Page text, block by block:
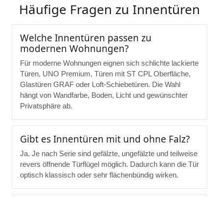
Häufige Fragen zu Innentüren
Welche Innentüren passen zu
modernen Wohnungen?
Für moderne Wohnungen eignen sich schlichte lackierte
Türen, UNO Premium, Türen mit ST CPL Oberfläche,
Glastüren GRAF oder Loft-Schiebetüren. Die Wahl
hängt von Wandfarbe, Boden, Licht und gewünschter
Privatsphäre ab.
Gibt es Innentüren mit und ohne Falz?
Ja. Je nach Serie sind gefälzte, ungefälzte und teilweise
revers öffnende Türflügel möglich. Dadurch kann die Tür
optisch klassisch oder sehr flächenbündig wirken.